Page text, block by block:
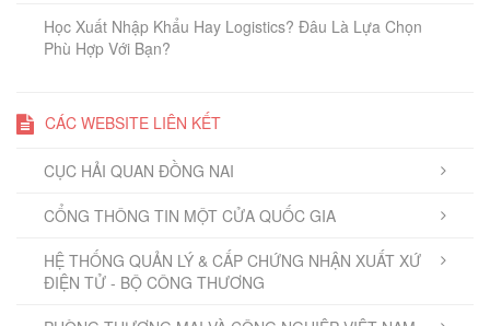
Học Xuất Nhập Khẩu Hay Logistics? Đâu Là Lựa Chọn
Phù Hợp Với Bạn?
CÁC WEBSITE LIÊN KẾT
CỤC HẢI QUAN ĐỒNG NAI
CỔNG THÔNG TIN MỘT CỬA QUỐC GIA
HỆ THỐNG QUẢN LÝ & CẤP CHỨNG NHẬN XUẤT XỨ
ĐIỆN TỬ - BỘ CÔNG THƯƠNG